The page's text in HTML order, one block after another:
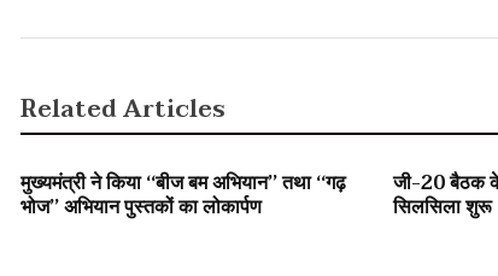
Related Articles
मुख्यमंत्री ने किया ‘‘बीज बम अभियान’’ तथा ‘‘गढ़
भोज’’ अभियान पुस्तकों का लोकार्पण
जी-20 बैठक के
सिलसिला शुरू